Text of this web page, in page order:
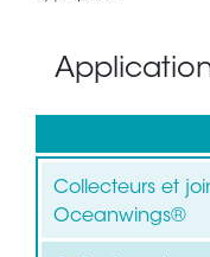
Collecteurs et
Oceanwings®